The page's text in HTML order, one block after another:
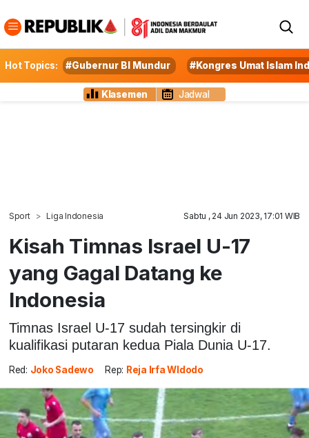
Hot Topics: #Gubernur BI Mundur #Kongres Umat Islam
Klasemen Jadwal
Sport Liga Indonesia Sabtu , 24 Jun 2023, 17:01 WIB
Kisah Timnas Israel U-17
yang Gagal Datang ke
Indonesia
Timnas Israel U-17 sudah tersingkir di
kualifikasi putaran kedua Piala Dunia U-17.
Red: Joko Sadewo Rep: Reja Irfa WIdodo